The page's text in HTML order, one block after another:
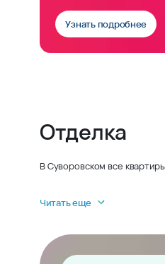
Узнать подробнее
Отделка
В Суворовском все
Читать еще